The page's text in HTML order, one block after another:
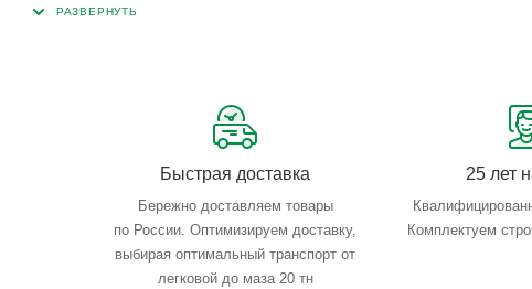
Сервисные услуги: резка, гибка, металлообработка
Быстрая доставка
Бережно доставляем товары
по России. Оптимизируем доставку,
выбирая оптимальный транспорт от
легковой до маза 20 тн
25 лет
Комплектуем